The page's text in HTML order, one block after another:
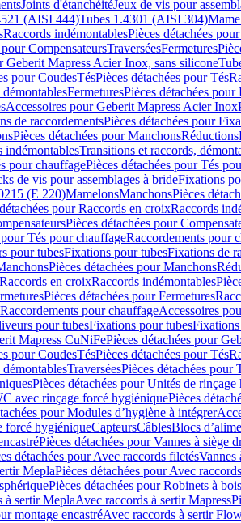
Joints d'étanchéitéJeux de vis pour
(AISI 444)Tubes 1.4301 (AISI 304)
Raccords indémontablesPièces détachées
CompensateursTraverséesFermetures
Geberit Mapress Acier Inox, sans silicone
pour CoudesTésPièces détachées pour Tés
FermeturesPièces détachées pour
Accessoires pour Geberit Mapress Acier Inox
de raccordementsPièces détachées pour
Pièces détachées pour ManchonsRéductions
indémontablesTransitions et raccords,
pour chauffagePièces détachées pour Tés
de vis pour assemblages à brideFixations
(E 220)MamelonsManchonsPièces
pour Raccords en croixRaccords
Pièces détachées pour
Tés pour chauffageRaccordements pour
pour tubesFixations pour tubesFixations de
Pièces détachées pour Manchons
en croixRaccords indémontables
Pièces détachées pour Fermetures
pour chauffageAccessoires
pour tubesFixations pour tubesFixations
Mapress CuNiFePièces détachées pour
pour CoudesTésPièces détachées pour Tés
TraverséesPièces détachées pour
Pièces détachées pour Unités de
avec rinçage forcé hygiéniquePièces
pour Modules d’hygiène à intégrer
forcé hygiéniqueCapteursCâblesBlocs
Pièces détachées pour Vannes à siège
détachées pour Avec raccords filetésVannes
MeplaPièces détachées pour Avec
Pièces détachées pour Robinets à
à sertir MeplaAvec raccords à sertir Mapress
montage encastréAvec raccords à sertir